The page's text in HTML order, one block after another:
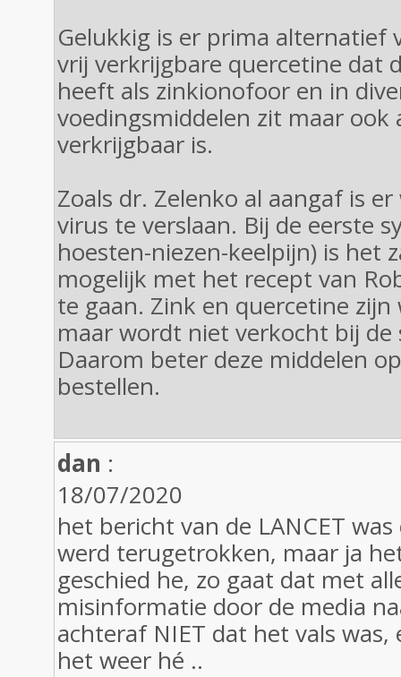
Gelukkig is er prima alternatief
vrij verkrijgbare quercetine dat
heeft als zinkionofoor en in
voedingsmiddelen zit maar ook
verkrijgbaar is.
Zoals dr. Zelenko al aangaf is
virus te verslaan. Bij de eerste
hoesten-niezen-keelpijn) is het
mogelijk met het recept van
te gaan. Zink en quercetine
maar wordt niet verkocht bij
Daarom beter deze middelen
bestellen.
dan :
18/07/2020
het bericht van de LANCET
werd terugetrokken, maar ja
geschied he, zo gaat dat met
misinformatie door de media
achteraf NIET dat het vals
het weer hé ..